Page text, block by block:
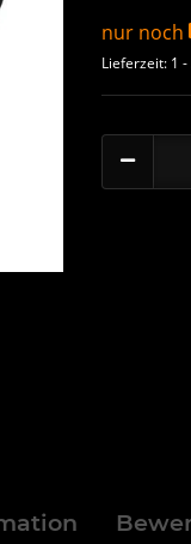
nur noch
Lieferzeit: 1